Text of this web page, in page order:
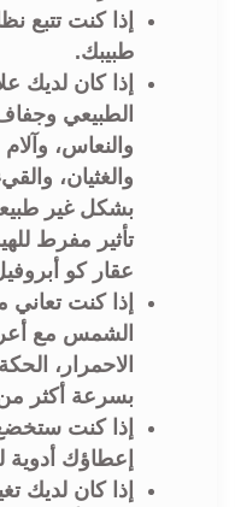
إذا كنت تتبع
طبيبك.
إذا كان لديك
الطبيعي
والنعاس،
والغثيان،
بشكل غير
تأثير مفرط
عقار كو
إذا كنت
الشمس مع
الاحمرار،
بسرعة أكثر من
إذا كنت
إعطاؤك أدوية
إذا كان لديك